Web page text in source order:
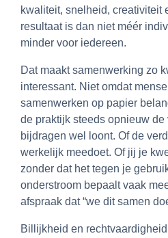
kwaliteit, snelheid, creativiteit
resultaat is dan niet méér
minder voor iedereen.
Dat maakt samenwerking zo
interessant. Niet omdat
samenwerken op papier
de praktijk steeds opnieuw de
bijdragen wel loont. Of de
werkelijk meedoet. Of jij je
zonder dat het tegen je
onderstroom bepaalt vaak
afspraak dat “we dit samen
Billijkheid en